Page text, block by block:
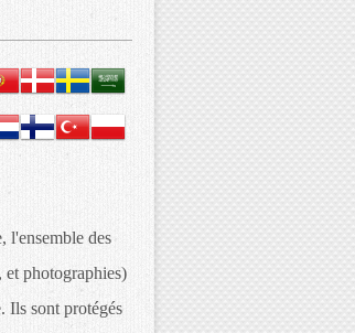
l'ensemble des
et photographies)
Ils sont protégés